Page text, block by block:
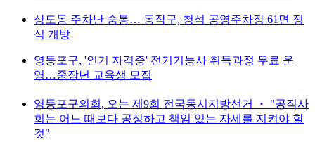
상도동 주차난 숨통… 동작구, 청석 공영주차장 61면 정
식 개방
영등포구, '인기 자격증' 전기기능사 취득과정 무료 운
영…중장년 교육생 모집
영등포구의회, 오는 제9회 전국동시지방선거 ‧ "공직사
회는 어느 때보다 공정하고 책임 있는 자세를 지켜야 할
것"